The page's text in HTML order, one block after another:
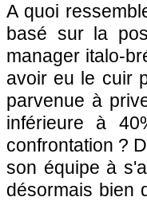
A quoi
basé sur la
manager italo-
avoir eu le cuir
parvenue à
inférieure à
confrontation ?
son équipe à
désormais bien